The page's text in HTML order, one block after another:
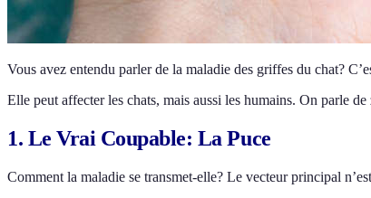
Vous avez entendu parler de la maladie des griffes du chat?
Elle peut affecter les chats, mais aussi les humains. On parle
1. Le Vrai Coupable: La Puce
Comment la maladie se transmet-elle? Le vecteur principal